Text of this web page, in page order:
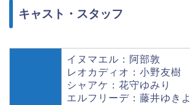
キャスト・スタッフ
イヌマエル：阿部敦
レオカディオ：小野友樹
シャアケ：花守ゆみり
エルフリーデ：藤井ゆきよ